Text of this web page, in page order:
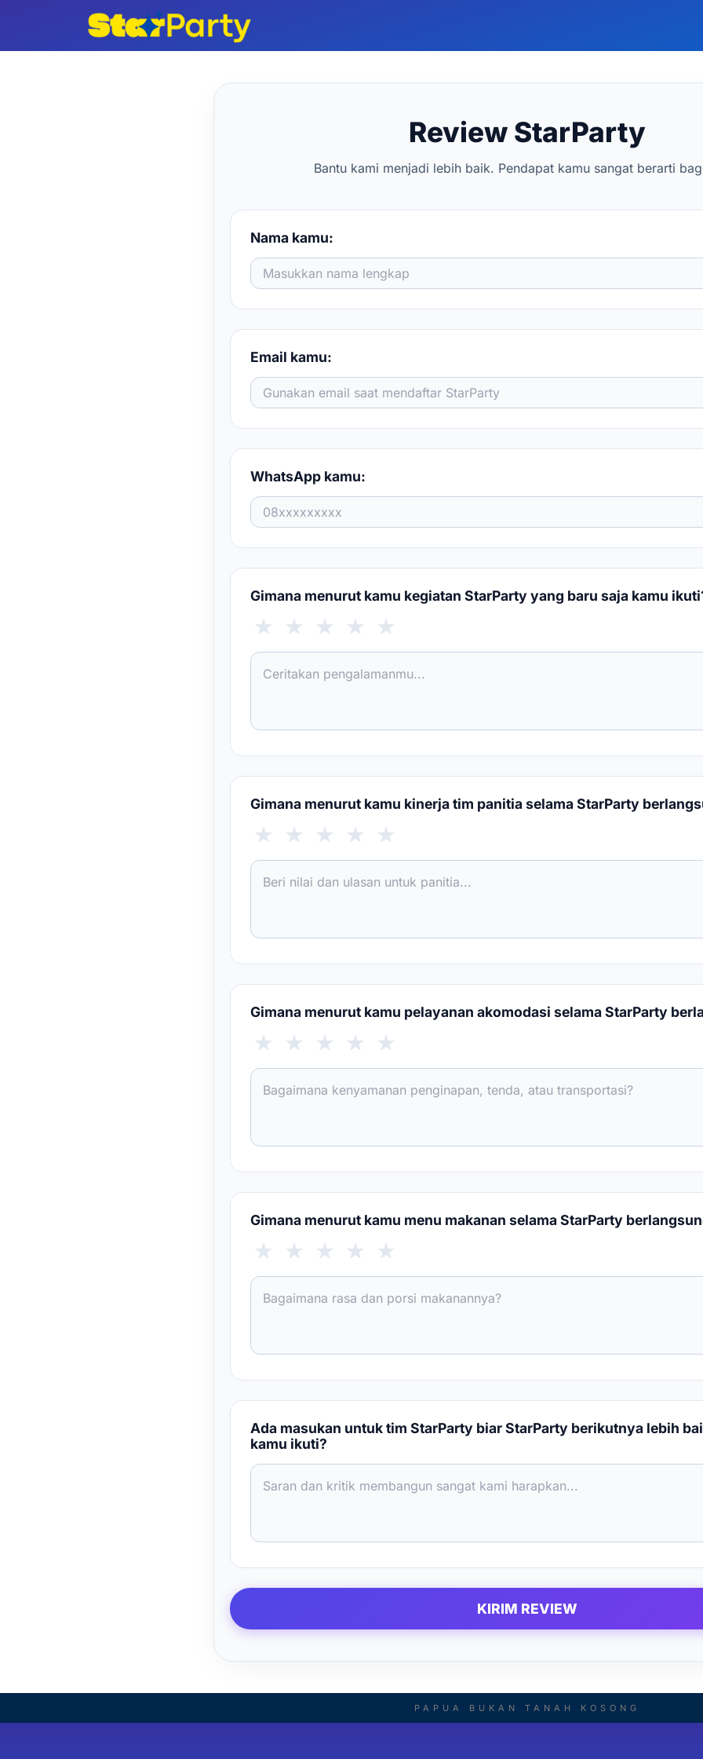
konten
Review StarParty
Bantu kami menjadi lebih baik. Pendapat kamu sangat berarti
Nama kamu:
Email kamu:
WhatsApp kamu:
Gimana menurut kamu kegiatan StarParty yang baru saja kamu
★
★
★
★
★
Gimana menurut kamu kinerja tim panitia selama StarParty
★
★
★
★
★
Gimana menurut kamu pelayanan akomodasi selama StarParty
★
★
★
★
★
Gimana menurut kamu menu makanan selama StarParty
★
★
★
★
★
Ada masukan untuk tim StarParty biar StarParty berikutnya lebih
kamu ikuti?
KIRIM REVIEW
PAPUA BUKAN TANAH KOSONG